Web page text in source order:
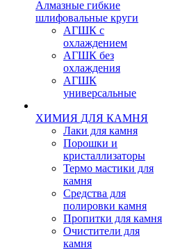
Алмазные гибкие
шлифовальные круги
АГШК с
охлаждением
АГШК без
охлаждения
АГШК
универсальные
ХИМИЯ ДЛЯ КАМНЯ
Лаки для камня
Порошки и
кристаллизаторы
Термо мастики для
камня
Средства для
полировки камня
Пропитки для камня
Очистители для
камня